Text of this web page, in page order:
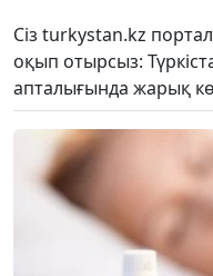
Сіз turkystan.kz
оқып отырсыз:
апталығында жарық